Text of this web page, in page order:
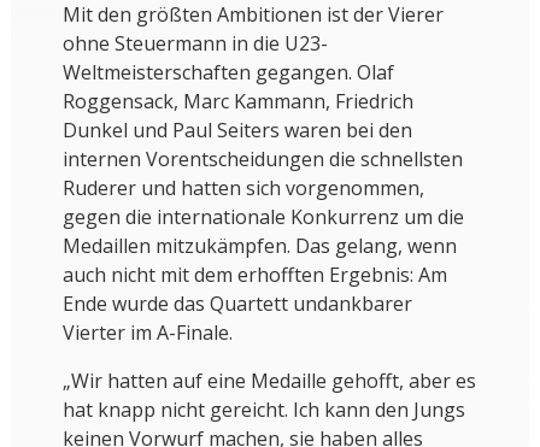
Mit den größten Ambitionen ist der Vierer
ohne Steuermann in die U23-
Weltmeisterschaften gegangen. Olaf
Roggensack, Marc Kammann, Friedrich
Dunkel und Paul Seiters waren bei den
internen Vorentscheidungen die schnellsten
Ruderer und hatten sich vorgenommen,
gegen die internationale Konkurrenz um die
Medaillen mitzukämpfen. Das gelang, wenn
auch nicht mit dem erhofften Ergebnis: Am
Ende wurde das Quartett undankbarer
Vierter im A-Finale.
„Wir hatten auf eine Medaille gehofft, aber es
hat knapp nicht gereicht. Ich kann den Jungs
keinen Vorwurf machen, sie haben alles